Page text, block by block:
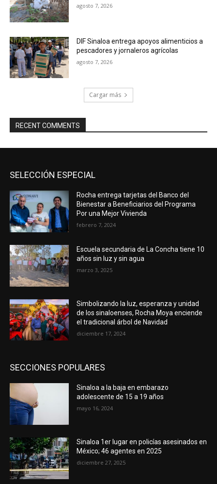
agosto 7, 2026
DIF Sinaloa entrega apoyos alimenticios a
pescadores y jornaleros agrícolas
agosto 7, 2026
Cargar más
RECENT COMMENTS
SELECCIÓN ESPECIAL
Rocha entrega tarjetas del Banco del
Bienestar a Beneficiarios del Programa
Por una Mejor Vivienda
febrero 7, 2024
Escuela secundaria de La Concha tiene 10
años sin luz y sin agua
marzo 3, 2025
Simbolizando la luz, esperanza y unidad
de los sinaloenses, Rocha Moya enciende
el tradicional árbol de Navidad
diciembre 17, 2024
SECCIONES POPULARES
Sinaloa a la baja en embarazo
adolescente de 15 a 19 años
mayo 16, 2024
Sinaloa 1er lugar en policías asesinados en
México; 46 agentes en 2025
diciembre 27, 2025